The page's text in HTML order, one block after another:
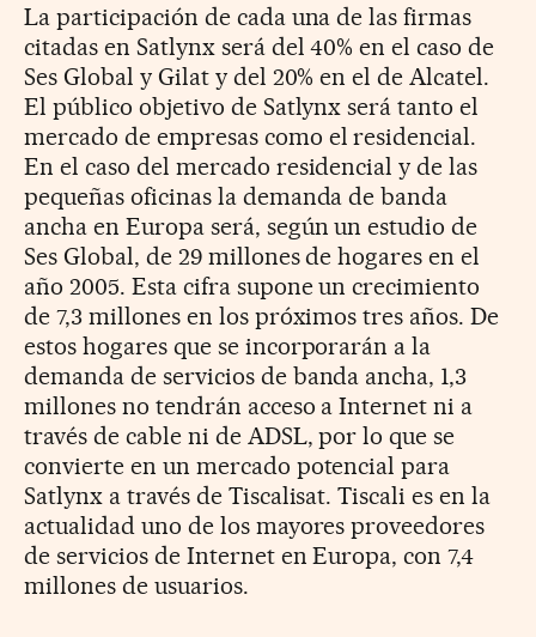
La participación de cada una de las firmas
citadas en Satlynx será del 40% en el caso de
Ses Global y Gilat y del 20% en el de Alcatel.
El público objetivo de Satlynx será tanto el
mercado de empresas como el residencial.
En el caso del mercado residencial y de las
pequeñas oficinas la demanda de banda
ancha en Europa será, según un estudio de
Ses Global, de 29 millones de hogares en el
año 2005. Esta cifra supone un crecimiento
de 7,3 millones en los próximos tres años. De
estos hogares que se incorporarán a la
demanda de servicios de banda ancha, 1,3
millones no tendrán acceso a Internet ni a
través de cable ni de ADSL, por lo que se
convierte en un mercado potencial para
Satlynx a través de Tiscalisat. Tiscali es en la
actualidad uno de los mayores proveedores
de servicios de Internet en Europa, con 7,4
millones de usuarios.